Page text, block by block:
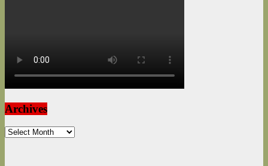
Archives
Archives